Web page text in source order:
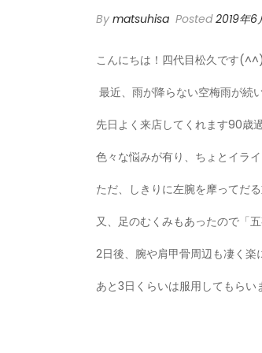
By matsuhisa Posted2019年6
こんにちは！四代目松久です(^^)
最近、雨が降らない空梅雨が続
先日よく来店してくれます90歳
色々な悩みが有り、ちょとイラ
ただ、しきりに左腕を摩ってだ
又、足のむくみもあったので「
2日後、腕や肩甲骨周辺も凄く
あと3日くらいは服用してもらい